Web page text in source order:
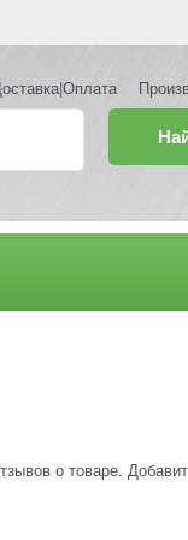
о товаре.